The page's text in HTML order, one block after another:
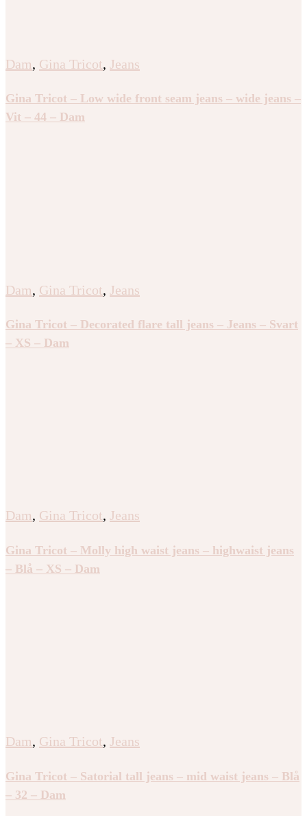
Dam, Gina Tricot, Jeans
Gina Tricot – Low wide front seam jeans – wide jeans –
Vit – 44 – Dam
Dam, Gina Tricot, Jeans
Gina Tricot – Decorated flare tall jeans – Jeans – Svart
– XS – Dam
Dam, Gina Tricot, Jeans
Gina Tricot – Molly high waist jeans – highwaist jeans
– Blå – XS – Dam
Dam, Gina Tricot, Jeans
Gina Tricot – Satorial tall jeans – mid waist jeans – Blå
– 32 – Dam